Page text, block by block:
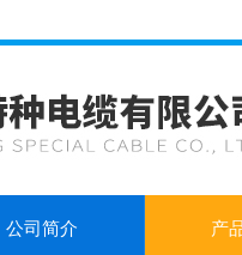
公司简介 产